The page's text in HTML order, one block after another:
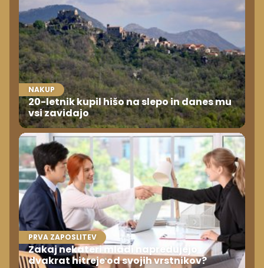
NAKUP
20-letnik kupil hišo na slepo in danes mu
vsi zavidajo
PRVA ZAPOSLITEV
Zakaj nekateri mladi napredujejo
dvakrat hitreje od svojih vrstnikov?